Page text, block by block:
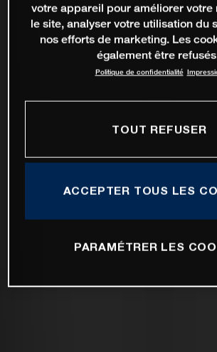
votre appareil pour améliorer votre
le site, analyser votre utilisation du
nos efforts de marketing. Les
également être
Politique de confidentialité
TOUT REFUSER
ACCEPTER TOUS LES
PARAMÉTRER LES